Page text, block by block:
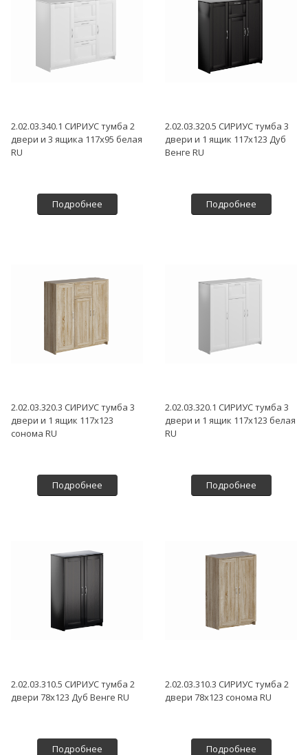
2.02.03.340.1 СИРИУС тумба 2
двери и 3 ящика 117х95 белая
RU
Подробнее
2.02.03.320.5 СИРИУС тумба 3
двери и 1 ящик 117х123 Дуб
Венге RU
Подробнее
2.02.03.320.3 СИРИУС тумба 3
двери и 1 ящик 117х123
сонома RU
Подробнее
2.02.03.320.1 СИРИУС тумба 3
двери и 1 ящик 117х123 белая
RU
Подробнее
2.02.03.310.5 СИРИУС тумба 2
двери 78х123 Дуб Венге RU
Подробнее
2.02.03.310.3 СИРИУС тумба 2
двери 78х123 сонома RU
Подробнее